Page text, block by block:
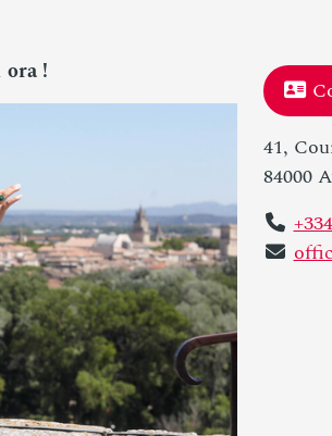
ora !
41,
84000